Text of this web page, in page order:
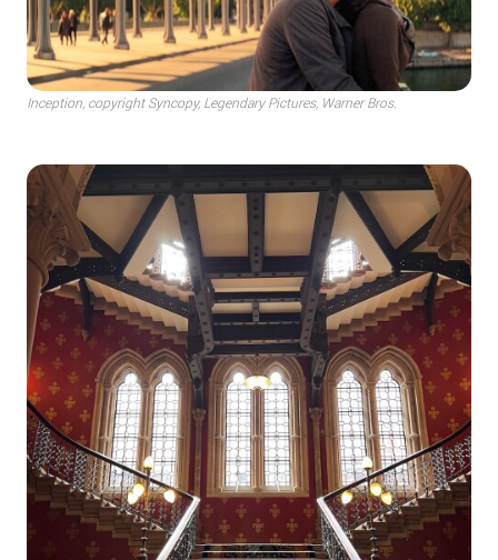
Inception, copyright Syncopy, Legendary Pictures, Warner Bros.